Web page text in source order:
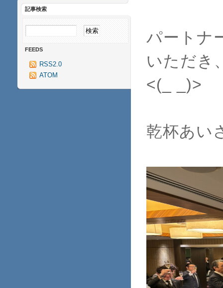
パートナ
いただき
<(_ _)>
乾杯あい
記事検索
FEEDS
RSS2.0
ATOM